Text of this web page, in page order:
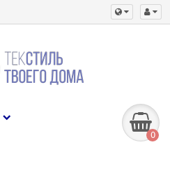
0